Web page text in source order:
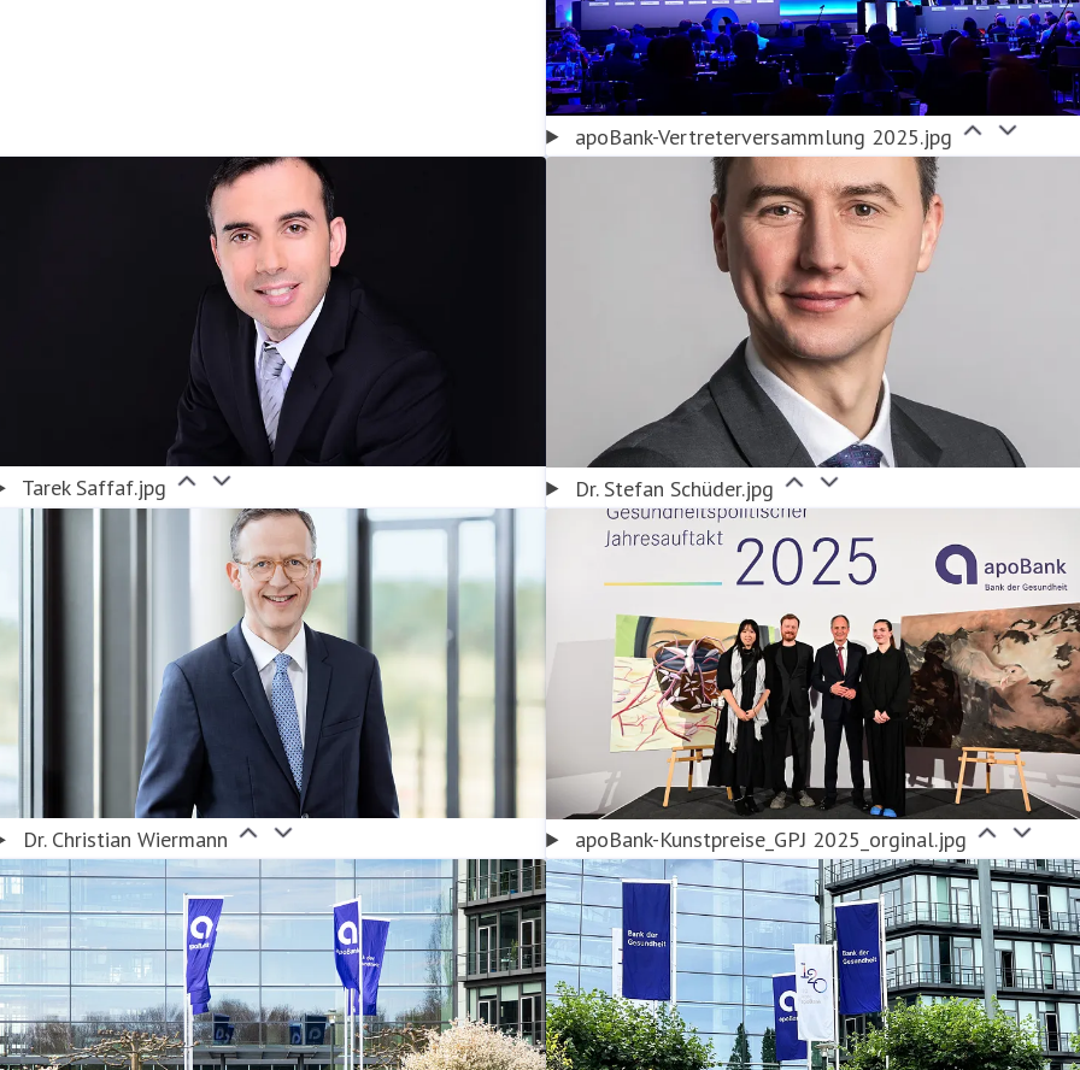
apoBank-Vertreterversammlung 2025.jpg
Tarek Saffaf.jpg Dr. Stefan Schüder.jpg
Dr. Christian Wiermann apoBank-Kunstpreise_GPJ 2025_orginal.jpg